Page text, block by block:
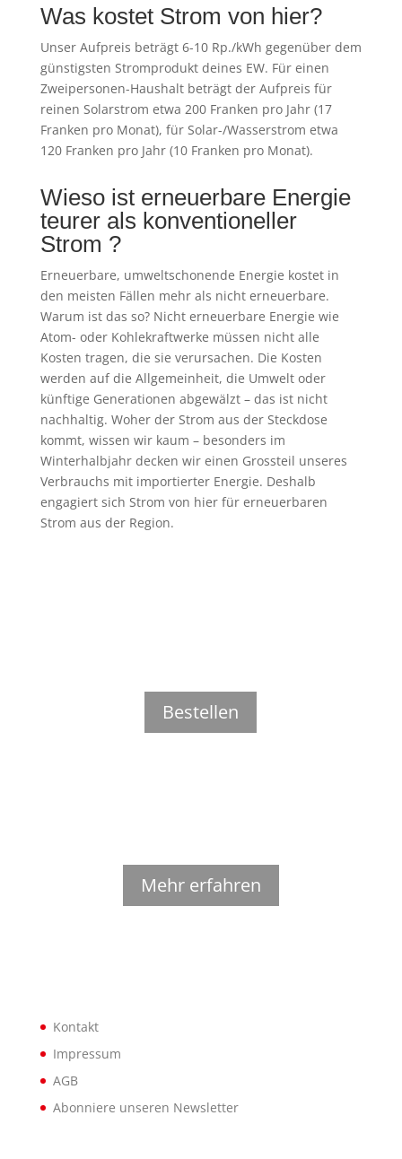
Was kostet Strom von hier?
Unser Aufpreis beträgt 6-10 Rp./kWh gegenüber dem
günstigsten Stromprodukt deines EW. Für einen
Zweipersonen-Haushalt beträgt der Aufpreis für
reinen Solarstrom etwa 200 Franken pro Jahr (17
Franken pro Monat), für Solar-/Wasserstrom etwa
120 Franken pro Jahr (10 Franken pro Monat).
Wieso ist erneuerbare Energie
teurer als konventioneller
Strom ?
Erneuerbare, umweltschonende Energie kostet in
den meisten Fällen mehr als nicht erneuerbare.
Warum ist das so? Nicht erneuerbare Energie wie
Atom- oder Kohlekraftwerke müssen nicht alle
Kosten tragen, die sie verursachen. Die Kosten
werden auf die Allgemeinheit, die Umwelt oder
künftige Generationen abgewälzt – das ist nicht
nachhaltig. Woher der Strom aus der Steckdose
kommt, wissen wir kaum – besonders im
Winterhalbjahr decken wir einen Grossteil unseres
Verbrauchs mit importierter Energie. Deshalb
engagiert sich Strom von hier für erneuerbaren
Strom aus der Region.
Bestellen
Mehr erfahren
Kontakt
Impressum
AGB
Abonniere unseren Newsletter